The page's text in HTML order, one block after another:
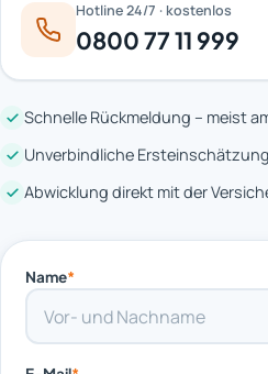
Hotline 24/7 · kostenlos
0800 77 11 999
Schnelle Rückmeldung – meist
Unverbindliche Ersteinschätzung
Abwicklung direkt mit der
Name*